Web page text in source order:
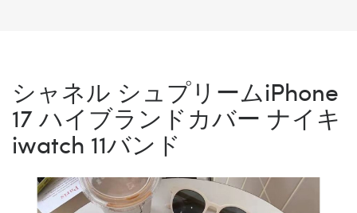
シャネル シュプリームiPhone
17 ハイブランドカバー ナイキ
iwatch 11バンド